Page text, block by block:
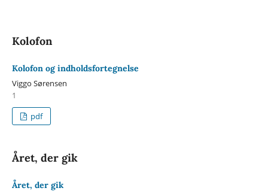
Kolofon
Kolofon og indholdsfortegnelse
Viggo Sørensen
1
pdf
Året, der gik
Året, der gik